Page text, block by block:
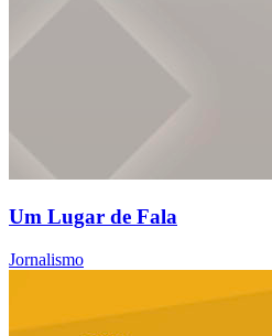
Um Lugar de Fala
Jornalismo